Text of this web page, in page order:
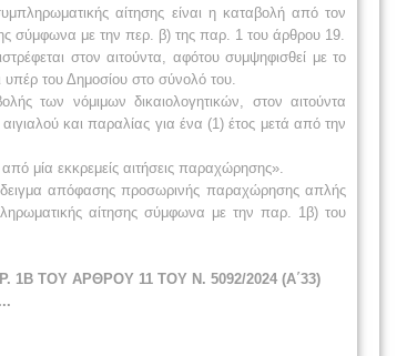
αίτησης είναι η καταβολή από τον
σύμφωνα με την περ. β) της παρ. 1 του άρθρου 19.
στον αιτούντα, αφότου συμψηφισθεί με το
του Δημοσίου στο σύνολό του.
των νόμιμων δικαιολογητικών, στον αιτούντα
και παραλίας για ένα (1) έτος μετά από την
μία εκκρεμείς αιτήσεις παραχώρησης».
απόφασης προσωρινής παραχώρησης απλής
αίτησης σύμφωνα με την παρ. 1β) του
ΤΟΥ ΑΡΘΡΟΥ 11 ΤΟΥ Ν. 5092/2024 (Α΄33)